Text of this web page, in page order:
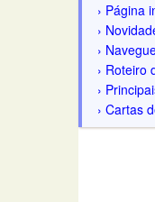
Página
Roteiro
Cartas